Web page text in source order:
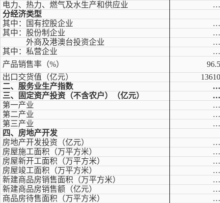
电力、热力、燃气及水生产和供应业
…
分经济类型
其中：国有控股企业
…
其中：股份制企业
…
外商及港澳台投资企业
…
其中：私营企业
…
产品销售率（%）
96.5
出口交货值（亿元）
13610
二、服务业生产指数
…
三、固定资产投资（不含农户）（亿元）
…
第一产业
…
第二产业
…
第三产业
…
四、房地产开发
房地产开发投资（亿元）
…
房屋施工面积（万平方米）
…
房屋新开工面积（万平方米）
…
房屋竣工面积（万平方米）
…
新建商品房销售面积（万平方米）
…
新建商品房销售额（亿元）
…
商品房待售面积（万平方米）
…